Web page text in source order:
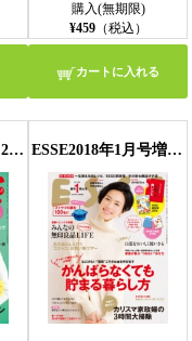
購入(無期限)
¥459（税込）
カートに入れる
ESSE2017年12月・2018年1月合併号 ESSE2018年1月号増刊・新年特大号